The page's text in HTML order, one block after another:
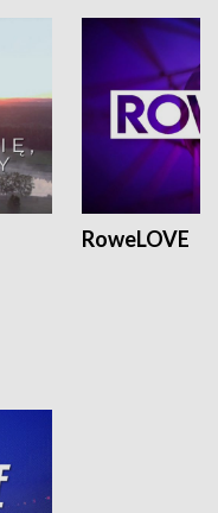
RoweLOVE